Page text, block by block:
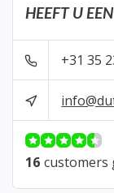
HEEFT U
+31 35
16 customers